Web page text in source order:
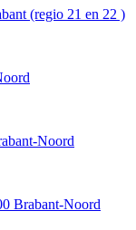
(regio 21 en 22 )
Noord
Brabant-Noord